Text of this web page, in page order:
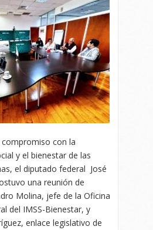
con la
y el bienestar de las
el diputado federal José
una reunión de
Molina, jefe de la Oficina
del IMSS-Bienestar, y
enlace legislativo de